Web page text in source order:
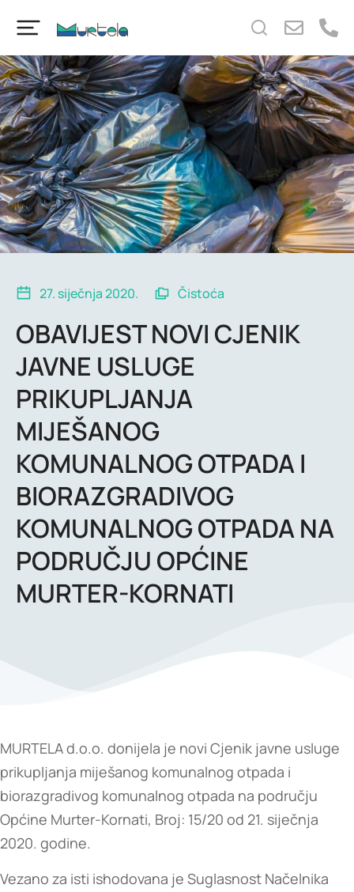
27. siječnja 2020. Čistoća
OBAVIJEST NOVI CJENIK
JAVNE USLUGE
PRIKUPLJANJA
MIJEŠANOG
KOMUNALNOG OTPADA I
BIORAZGRADIVOG
KOMUNALNOG OTPADA NA
PODRUČJU OPĆINE
MURTER-KORNATI
MURTELA d.o.o. donijela je novi Cjenik javne usluge
prikupljanja miješanog komunalnog otpada i
biorazgradivog komunalnog otpada na području
Općine Murter-Kornati, Broj: 15/20 od 21. siječnja
2020. godine.
Vezano za isti ishodovana je Suglasnost Načelnika